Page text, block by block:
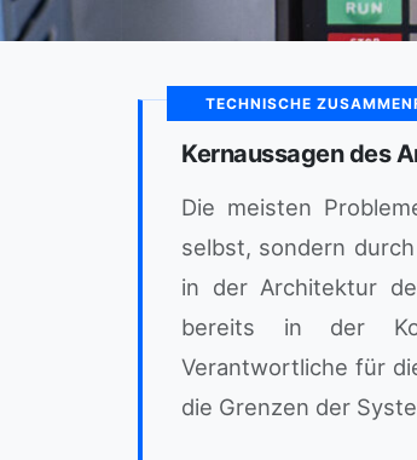
TECHNISCHE
Kernaussagen des
Die meisten
selbst, sondern
in der Architektur
bereits in der
Verantwortliche für
die Grenzen der